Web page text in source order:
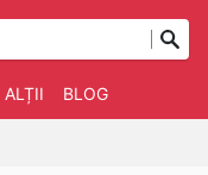
ALȚII BLOG